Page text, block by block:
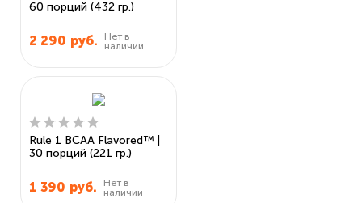
60 порций (432 гр.)
2 290 руб.
Нет в
наличии
Rule 1 BCAA Flavored™ |
30 порций (221 гр.)
1 390 руб.
Нет в
наличии